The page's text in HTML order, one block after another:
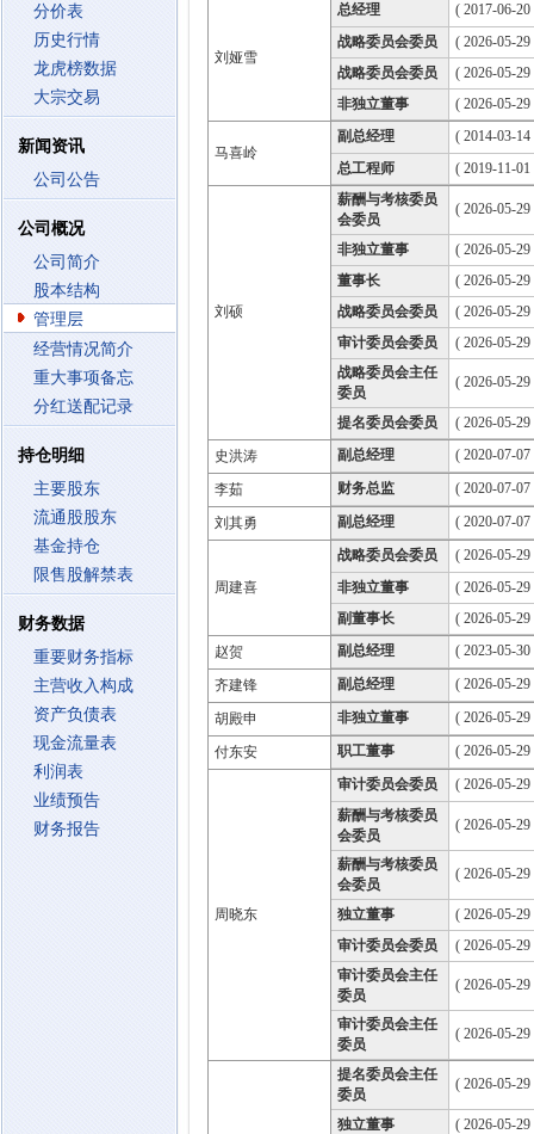
分价表
历史行情
龙虎榜数据
大宗交易
新闻资讯
公司公告
公司概况
公司简介
股本结构
管理层
经营情况简介
重大事项备忘
分红送配记录
持仓明细
主要股东
流通股股东
基金持仓
限售股解禁表
财务数据
重要财务指标
主营收入构成
资产负债表
现金流量表
利润表
业绩预告
财务报告
刘娅雪
总经理
( 2017-06-
战略委员会委员
( 2026-05-
战略委员会委员
( 2026-05-
非独立董事
( 2026-05-
马喜岭
副总经理
( 2014-03-
总工程师
( 2019-11-
刘硕
薪酬与考核委员
会委员
( 2026-05-
非独立董事
( 2026-05-
董事长
( 2026-05-
战略委员会委员
( 2026-05-
审计委员会委员
( 2026-05-
战略委员会主任
委员
( 2026-05-
提名委员会委员
( 2026-05-
史洪涛
副总经理 ( 2020-07-
李茹 财务总监 ( 2020-07-
刘其勇 副总经理 ( 2020-07-
周建喜
战略委员会委员
( 2026-05-
非独立董事
( 2026-05-
副董事长
( 2026-05-
赵贺
副总经理 ( 2023-05-
齐建锋 副总经理 ( 2026-05-
胡殿申 非独立董事 ( 2026-05-
付东安 职工董事 ( 2026-05-
周晓东
审计委员会委员
( 2026-05-
薪酬与考核委员
会委员
( 2026-05-
薪酬与考核委员
会委员
( 2026-05-
独立董事
( 2026-05-
审计委员会委员
( 2026-05-
审计委员会主任
委员
( 2026-05-
审计委员会主任
委员
( 2026-05-
提名委员会主任
委员
( 2026-05-
独立董事
( 2026-05-